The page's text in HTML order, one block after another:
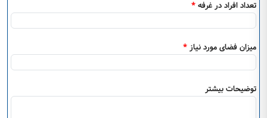
تعداد افراد در غرفه *
میزان فضای مورد نیاز *
توضیحات بیشتر